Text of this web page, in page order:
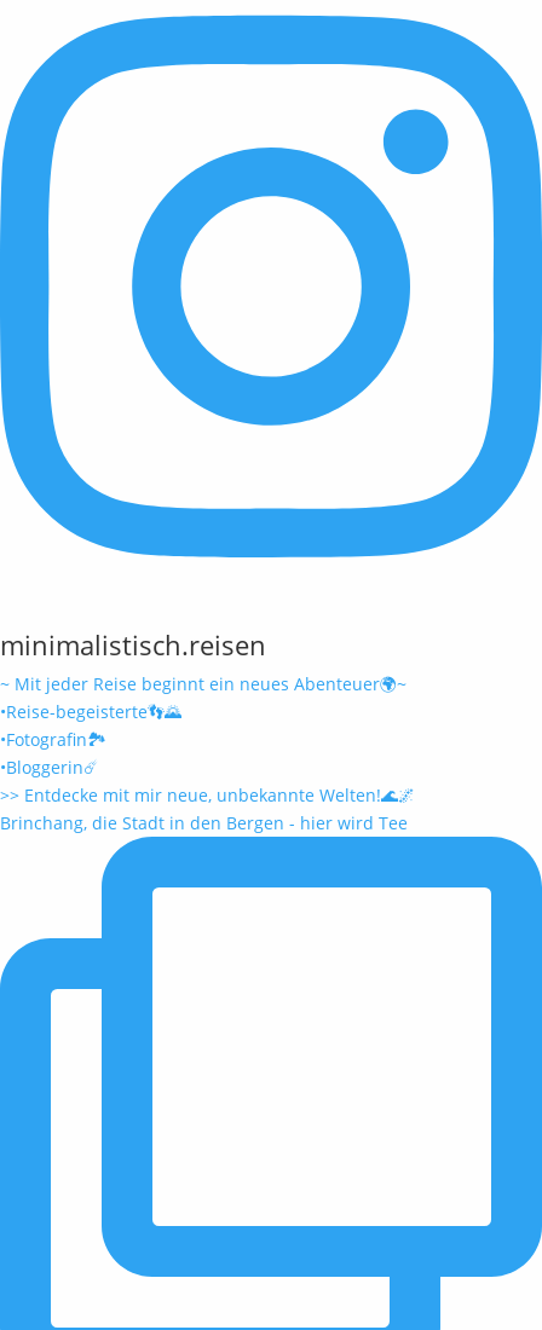
minimalistisch.reisen
~ Mit jeder Reise beginnt ein neues Abenteuer🌍~
•Reise-begeisterte👣🌄
•Fotografin🏞️
•Bloggerin☄️
>> Entdecke mit mir neue, unbekannte Welten!🌊🌌
Brinchang, die Stadt in den Bergen - hier wird Tee